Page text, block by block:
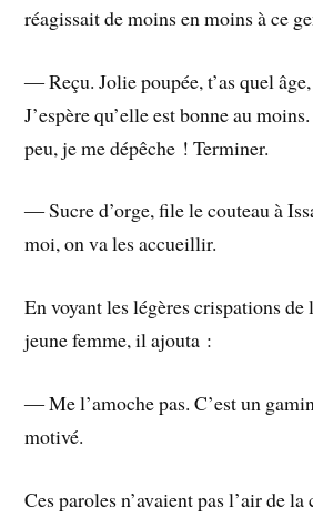
réagissait de moins en moins à ce
― Reçu. Jolie poupée, t’as quel
J’espère qu’elle est bonne au
peu, je me dépêche ! Terminer.
― Sucre d’orge, file le couteau à
moi, on va les accueillir.
En voyant les légères crispations
jeune femme, il ajouta :
― Me l’amoche pas. C’est un
motivé.
Ces paroles n’avaient pas l’air de